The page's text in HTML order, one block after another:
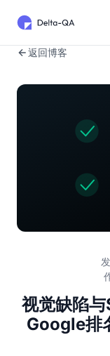
返回博客
视觉缺陷
Google排